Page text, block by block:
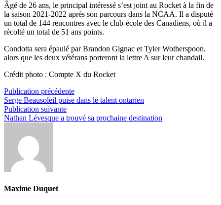
Âgé de 26 ans, le principal intéressé s’est joint au Rocket à la fin de
la saison 2021-2022 après son parcours dans la NCAA. Il a disputé
un total de 144 rencontres avec le club-école des Canadiens, où il a
récolté un total de 51 ans points.
Condotta sera épaulé par Brandon Gignac et Tyler Wotherspoon,
alors que les deux vétérans porteront la lettre A sur leur chandail.
Crédit photo : Compte X du Rocket
Navigation
de
l’article
Publication précédentePublication
précédente :
Serge Beausoleil puise dans le talent ontarien
Publication suivantePublication
suivante :
Nathan Lévesque a trouvé sa prochaine destination
Maxime Duquet